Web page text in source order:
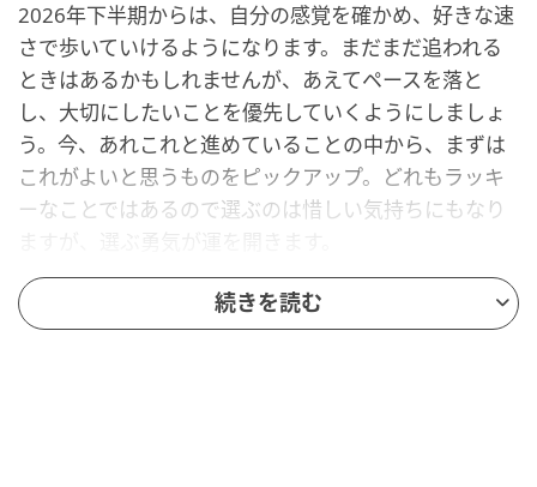
2026年下半期からは、自分の感覚を確かめ、好きな速
さで歩いていけるようになります。まだまだ追われる
ときはあるかもしれませんが、あえてペースを落と
し、大切にしたいことを優先していくようにしましょ
う。今、あれこれと進めていることの中から、まずは
これがよいと思うものをピックアップ。どれもラッキ
ーなことではあるので選ぶのは惜しい気持ちにもなり
土星と海王星は、蟹座にとって「達成」を表す位置で
重なっています。ここでも選別の大切さが暗示されて
続きを読む